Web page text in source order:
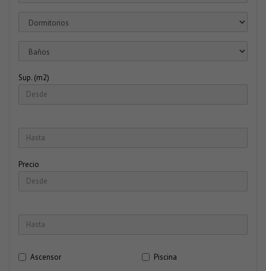
Sup. (m2)
Precio
Ascensor
Piscina